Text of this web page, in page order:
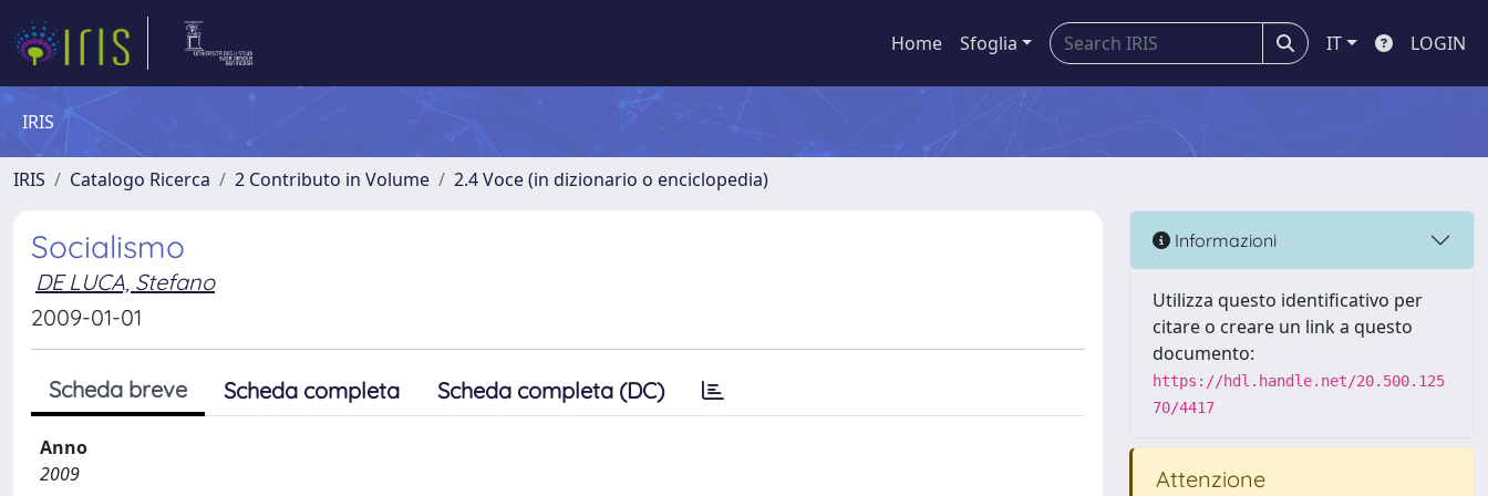
Home Sfoglia IT LOGIN
IRIS
IRIS Catalogo Ricerca 2 Contributo in Volume 2.4 Voce (in dizionario o enciclopedia)
Socialismo
DE LUCA, Stefano
2009-01-01
Scheda breve Scheda completa Scheda completa (DC)
Anno
2009
Informazioni
Utilizza questo identificativo per
citare o creare un link a questo
documento:
https://hdl.handle.net/20.500.125
70/4417
Attenzione